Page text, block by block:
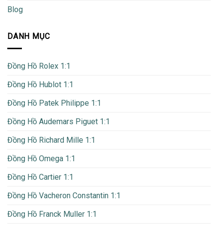
Blog
DANH MỤC
Đồng Hồ Rolex 1:1
Đồng Hồ Hublot 1:1
Đồng Hồ Patek Philippe 1:1
Đồng Hồ Audemars Piguet 1:1
Đồng Hồ Richard Mille 1:1
Đồng Hồ Omega 1:1
Đồng Hồ Cartier 1:1
Đồng Hồ Vacheron Constantin 1:1
Đồng Hồ Franck Muller 1:1